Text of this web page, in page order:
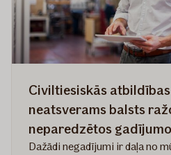
Civiltiesiskās
neatsverams balsts
neparedzētos
Dažādi negadījumi ir daļa no